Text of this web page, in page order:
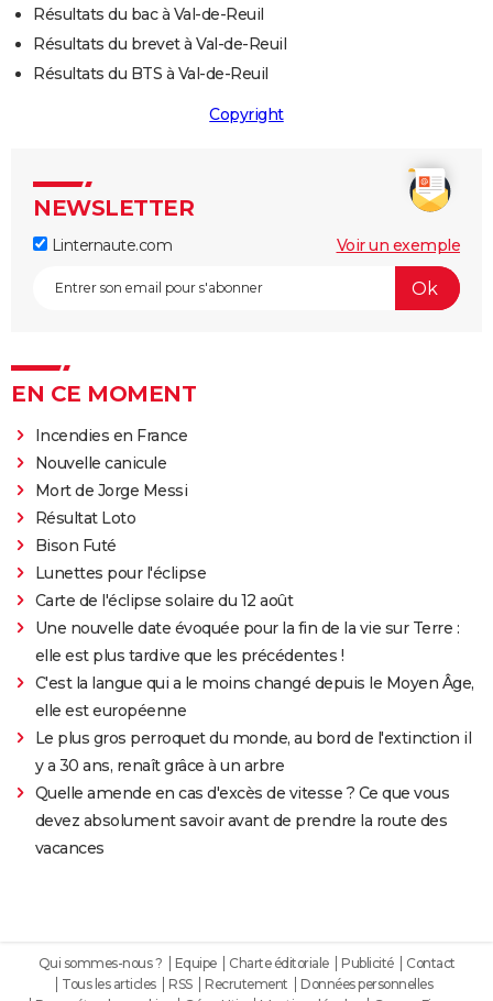
Résultats du bac à Val-de-Reuil
Résultats du brevet à Val-de-Reuil
Résultats du BTS à Val-de-Reuil
Copyright
NEWSLETTER
Linternaute.com Voir un exemple
EN CE MOMENT
Incendies en France
Nouvelle canicule
Mort de Jorge Messi
Résultat Loto
Bison Futé
Lunettes pour l'éclipse
Carte de l'éclipse solaire du 12 août
Une nouvelle date évoquée pour la fin de la vie sur Terre :
elle est plus tardive que les précédentes !
C'est la langue qui a le moins changé depuis le Moyen Âge,
elle est européenne
Le plus gros perroquet du monde, au bord de l'extinction il
y a 30 ans, renaît grâce à un arbre
Quelle amende en cas d'excès de vitesse ? Ce que vous
devez absolument savoir avant de prendre la route des
vacances
Qui sommes-nous ? Equipe Charte éditoriale Publicité
Contact
Tous les articles
RSS Recrutement
Données personnelles